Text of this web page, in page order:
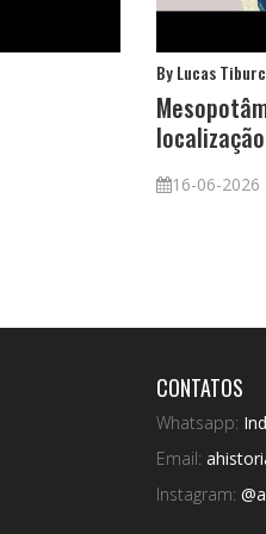
By Lucas
16-06-2026
CONTATOS
Whatsapp:
Email:
Instagram: